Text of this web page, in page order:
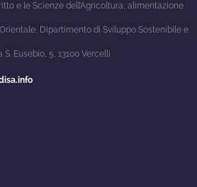
e le Scienze dell’Agricoltura, alimentazione
Dipartimento di Sviluppo Sostenibile e
Eusebio, 5, 13100 Vercelli